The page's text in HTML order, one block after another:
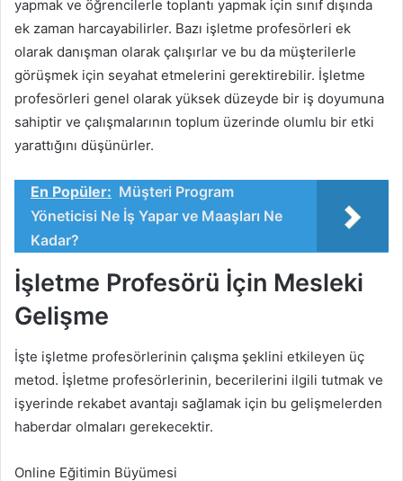
yapmak ve öğrencilerle toplantı yapmak için sınıf dışında
ek zaman harcayabilirler. Bazı işletme profesörleri ek
olarak danışman olarak çalışırlar ve bu da müşterilerle
görüşmek için seyahat etmelerini gerektirebilir. İşletme
profesörleri genel olarak yüksek düzeyde bir iş doyumuna
sahiptir ve çalışmalarının toplum üzerinde olumlu bir etki
yarattığını düşünürler.
En Popüler: Müşteri Program
Yöneticisi Ne İş Yapar ve Maaşları Ne
Kadar?
İşletme Profesörü İçin Mesleki
Gelişme
İşte işletme profesörlerinin çalışma şeklini etkileyen üç
metod. İşletme profesörlerinin, becerilerini ilgili tutmak ve
işyerinde rekabet avantajı sağlamak için bu gelişmelerden
haberdar olmaları gerekecektir.
Online Eğitimin Büyümesi